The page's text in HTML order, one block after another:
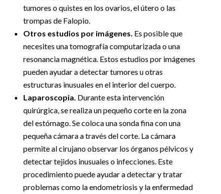
tumores o quistes en los ovarios, el útero o las
trompas de Falopio.
Otros estudios por imágenes. Es posible que
necesites una tomografía computarizada o una
resonancia magnética. Estos estudios por imágenes
pueden ayudar a detectar tumores u otras
estructuras inusuales en el interior del cuerpo.
Laparoscopia. Durante esta intervención
quirúrgica, se realiza un pequeño corte en la zona
del estómago. Se coloca una sonda fina con una
pequeña cámara a través del corte. La cámara
permite al cirujano observar los órganos pélvicos y
detectar tejidos inusuales o infecciones. Este
procedimiento puede ayudar a detectar y tratar
problemas como la endometriosis y la enfermedad